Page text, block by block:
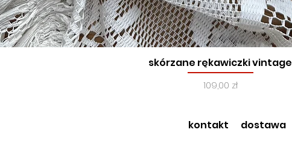
Podgląd
skórzane rękawiczki vintage
Cena
109,00 zł
kontakt dostawa